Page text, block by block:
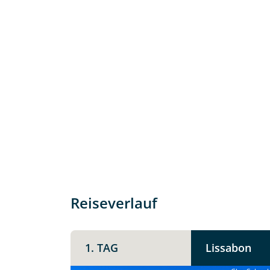
Reiseverlauf
1. TAG Lissabon
Herzlichen Dank für Ihre
mit. Wir prüfen die Verfügbarkeit
Persönliche Daten